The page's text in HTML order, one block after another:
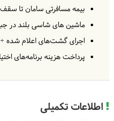
شنبه March 21, 2026 1405/01/01
در ادامهتور عمانصبح
رفت. غروب را در تپه
همراه با آرامش در لوژ
بیمه مسافرتی سامان تا سقف ۵۰،۰۰۰ یورو
ماشین های شاسی بلند در
اجرای گشت‌های اعلام شده +
پرداختهزینه برنامه‌های
اطلاعات تکمیلی